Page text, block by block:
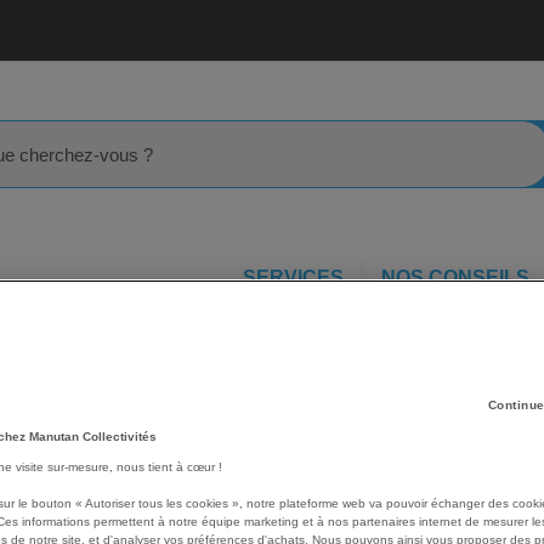
SERVICES NOS CONSEILS
Pointe de flèche adhésive LeanStripe
-
Pointe de flèche
Profil mince pour limiter
solution de marquage au
Adhésif de bord à bord,
Manutan Collectivités
visite sur-mesure, nous tient à cœur !
le bouton « Autoriser tous les cookies », notre plateforme web va pouvoir échanger des
informations permettent à notre équipe marketing et à nos partenaires internet de mesurer
de notre site, et d'analyser vos préférences d'achats. Nous pouvons ainsi vous proposer des